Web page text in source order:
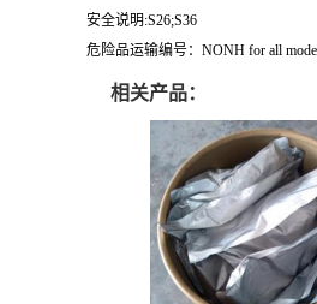
安全说明:S26;S36
危险品运输编号：NONH for all
相关产品：